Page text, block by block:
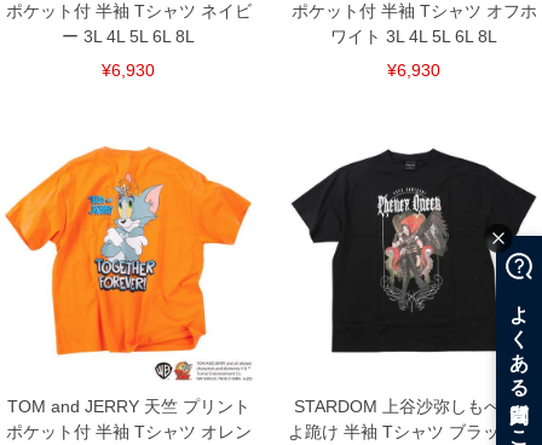
ポケット付 半袖 Tシャツ ネイビ
ー 3L 4L 5L 6L 8L
¥6,930
ポケット付 半袖 Tシャツ オフホ
ワイト 3L 4L 5L 6L 8L
¥6,930
TOM and JERRY 天竺 プリント
ポケット付 半袖 Tシャツ オレン
STARDOM 上谷沙弥しもべたち
よ跪け 半袖 Tシャツ ブラック 3L